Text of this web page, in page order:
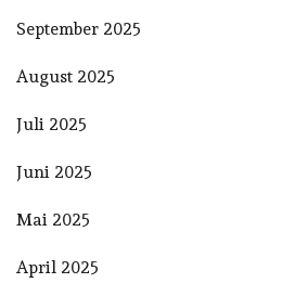
September 2025
August 2025
Juli 2025
Juni 2025
Mai 2025
April 2025